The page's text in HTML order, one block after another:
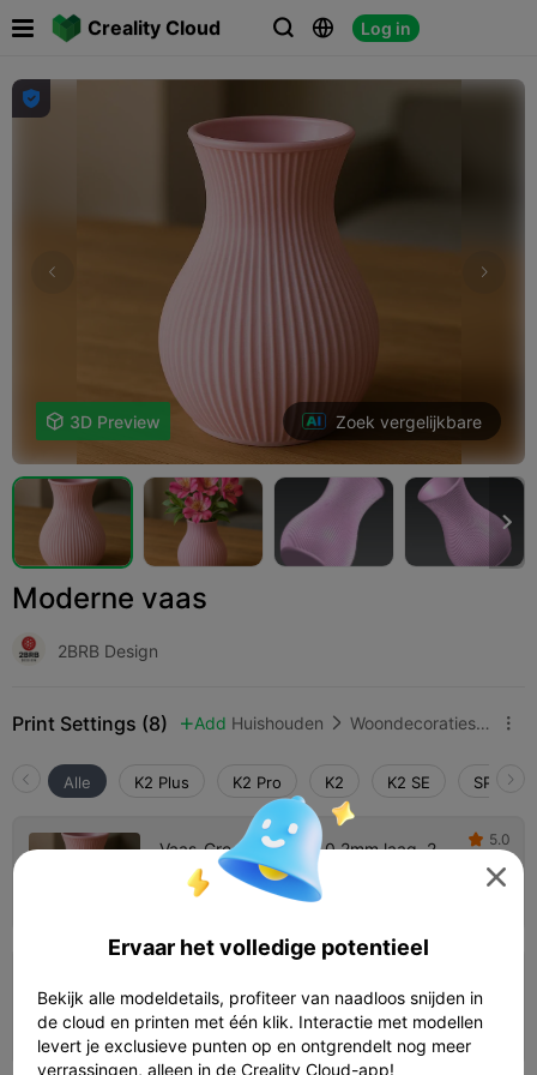
Creality Cloud   Log in
 

 3D Preview Zoek vergelijkbare

Moderne vaas
2BRB Design
Print Settings (8)  Add Huishouden  Woondecoraties & ornamenten 
Alle K2 Plus K2 Pro K2 K2 SE SPARKX
Vaas-Groot-Formaat-0,2mm laag, 2
wanden, 15% vulling
Auteur  09h 03m
208.48g
 5.0
Vaas-Klein-Formaat-0,2mm laag, 2
wanden, 15% vulling
Auteur  25m 27s  1 plates  6.56g

Ervaar het volledige potentieel
Bekijk alle modeldetails, profiteer van naadloos snijden in
de cloud en printen met één klik. Interactie met modellen
levert je exclusieve punten op en ontgrendelt nog meer
verrassingen, alleen in de Creality Cloud-app!